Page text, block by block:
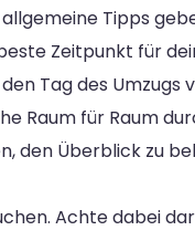
Tipps
Zeitpunkt für
Tag des Umzugs
Raum für Raum
den Überblick zu
Achte dabei